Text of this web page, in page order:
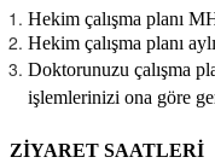
Hekim çalışma planı
Hekim çalışma planı
Doktorunuzu çalışma
işlemlerinizi ona göre
ZİYARET SAATLERİ